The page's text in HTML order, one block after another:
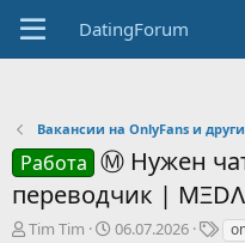
DatingForum
Вакансии на OnlyFans и
Работа Ⓜ️ Нужен
переводчик |